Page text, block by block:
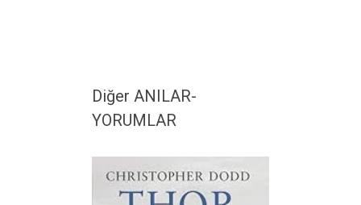
Diğer ANILAR-
YORUMLAR